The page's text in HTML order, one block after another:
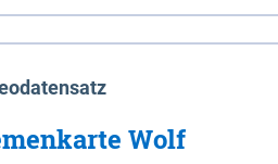
eines Gebietes vor erhöhten
Art erhält die Eigenschaft
Wolf